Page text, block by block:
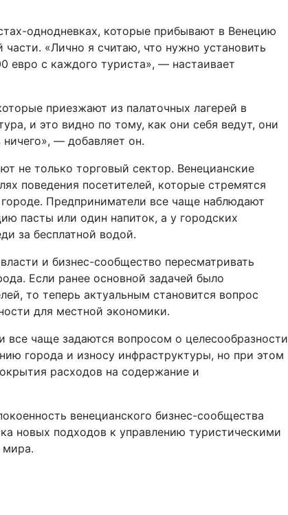
однодневках, которые прибывают в Венецию
«Лично я считаю, что нужно установить
евро с каждого туриста», — настаивает
приезжают из палаточных лагерей в
и это видно по тому, как они себя ведут, они
— добавляет он.
не только торговый сектор. Венецианские
поведения посетителей, которые стремятся
Предприниматели все чаще наблюдают
пасты или один напиток, а у городских
за бесплатной водой.
и бизнес-сообщество пересматривать
Если ранее основной задачей было
то теперь актуальным становится вопрос
для местной экономики.
все чаще задаются вопросом о целесообразности
города и износу инфраструктуры, но при этом
расходов на содержание и
венецианского бизнес-сообщества
новых подходов к управлению туристическими